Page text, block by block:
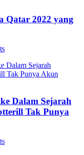
Qatar 2022 yang
Dalam Sejarah
Tak Punya